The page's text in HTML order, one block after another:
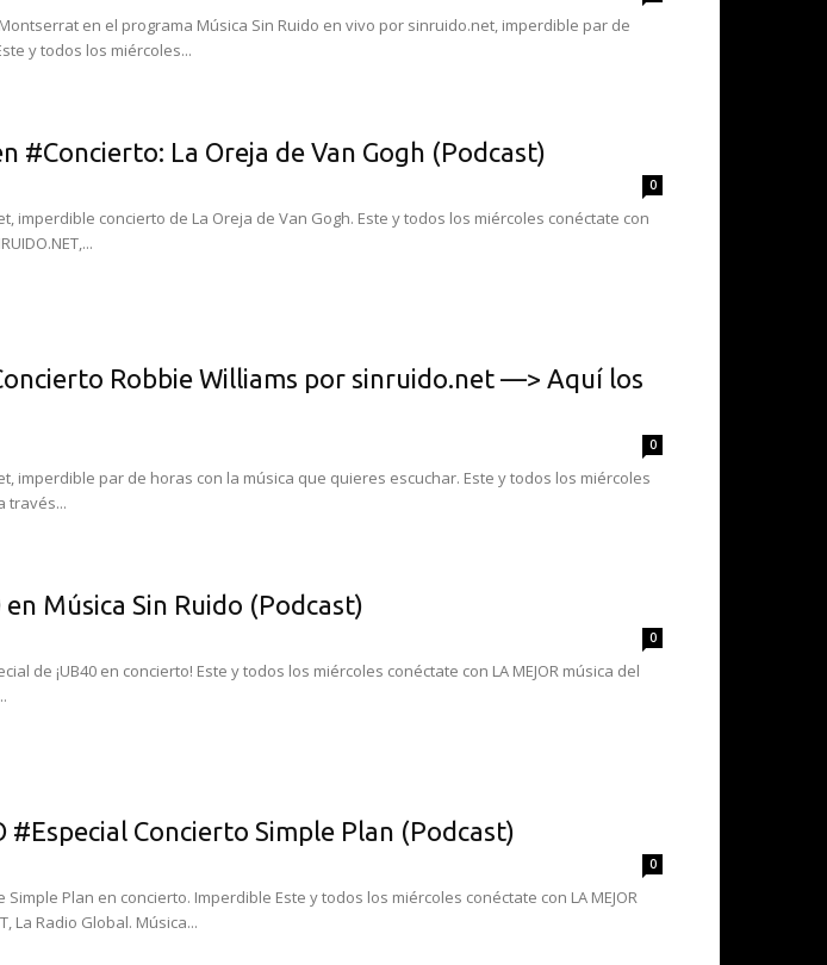
en el programa Música Sin Ruido en vivo por sinruido.net, imperdible par de
y todos los miércoles...
#Concierto: La Oreja de Van Gogh (Podcast)
0
imperdible concierto de La Oreja de Van Gogh. Este y todos los miércoles conéctate con
Robbie Williams por sinruido.net —> Aquí los
0
imperdible par de horas con la música que quieres escuchar. Este y todos los miércoles
través...
Música Sin Ruido (Podcast)
0
de ¡UB40 en concierto! Este y todos los miércoles conéctate con LA MEJOR música del
#Especial Concierto Simple Plan (Podcast)
0
Plan en concierto. Imperdible Este y todos los miércoles conéctate con LA MEJOR
La Radio Global. Música...